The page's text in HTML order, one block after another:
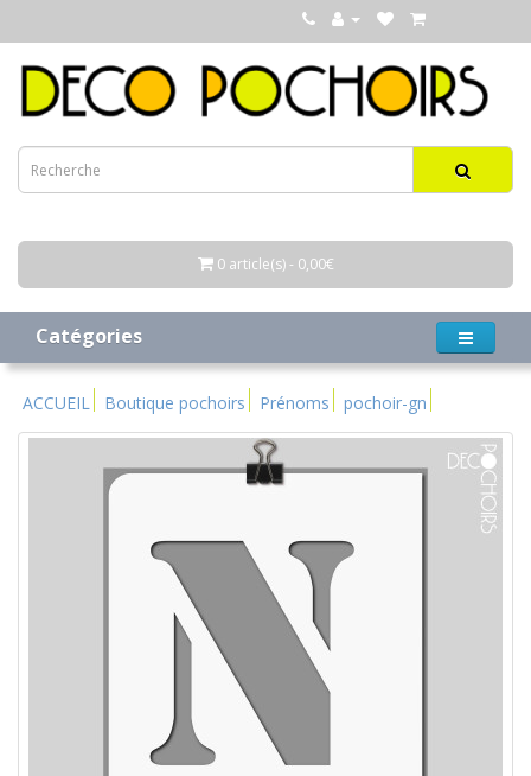
0 article(s) - 0,00€
Catégories
ACCUEIL Boutique pochoirs Prénoms pochoir-gn